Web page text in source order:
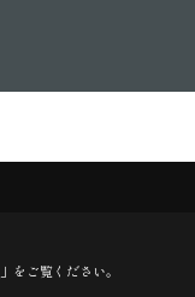
」をご覧ください。